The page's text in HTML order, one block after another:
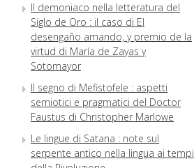
Il demoniaco nella letteratura del
Siglo de Oro : il caso di El
desengaño amando, y premio de la
virtud di María de Zayas y
Sotomayor
Il segno di Mefistofele : aspetti
semiotici e pragmatici del Doctor
Faustus di Christopher Marlowe
Le lingue di Satana : note sul
serpente antico nella lingua ai tempi